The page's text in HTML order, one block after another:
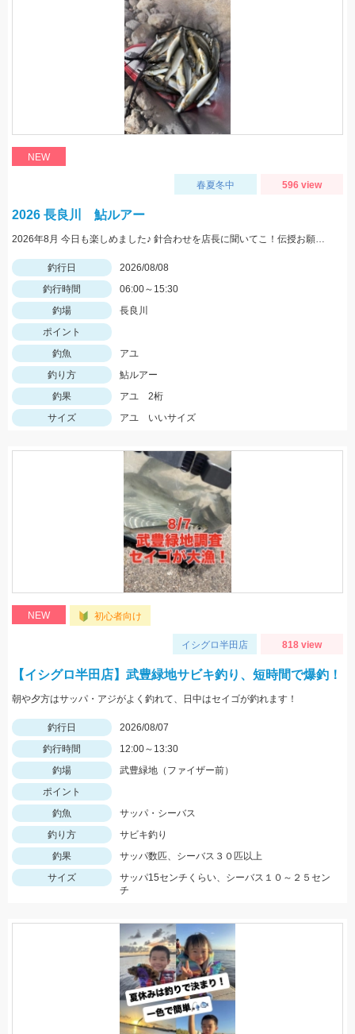
NEW
春夏冬中 596 view
2026 長良川 鮎ルアー
2026年8月 今日も楽しめました♪ 針合わせを店長に聞いてこ！伝授お願いします！
釣行日
2026/08/08
釣行時間
06:00～15:30
釣場
長良川
ポイント
釣魚
アユ
釣り方
鮎ルアー
釣果
アユ 2桁
サイズ
アユ いいサイズ
NEW 初心者向け
イシグロ半田店 818 view
【イシグロ半田店】武豊緑地サビキ釣り、短時間で爆釣！
朝や夕方はサッパ・アジがよく釣れて、日中はセイゴが釣れます！
釣行日
2026/08/07
釣行時間
12:00～13:30
釣場
武豊緑地（ファイザー前）
ポイント
釣魚
サッパ・シーバス
釣り方
サビキ釣り
釣果
サッパ数匹、シーバス３０匹以上
サイズ
サッパ15センチくらい、シーバス１０～２５セン
チ